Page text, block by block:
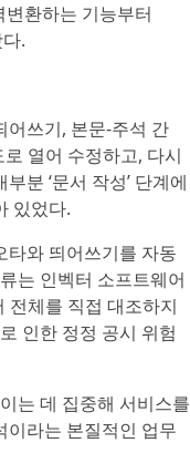
환하는 기능부터
.
어쓰기, 본문-주석 간
열어 수정하고, 다시
분 ‘문서 작성’ 단계에
있었다.
타와 띄어쓰기를 자동
는 인벡터 소프트웨어
전체를 직접 대조하지
인한 정정 공시 위험
는 데 집중해 서비스를
이라는 본질적인 업무